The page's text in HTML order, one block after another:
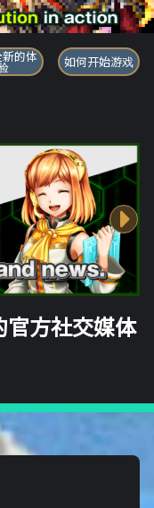
的体 如何开始游戏
方社交媒体